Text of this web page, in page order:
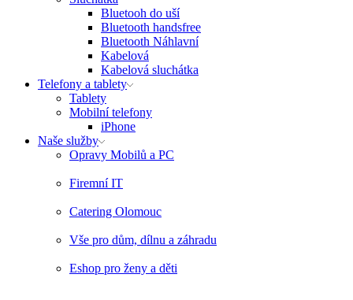
Bluetooh do uší
Bluetooth handsfree
Bluetooth Náhlavní
Kabelová
Kabelová sluchátka
Telefony a tablety
Tablety
Mobilní telefony
iPhone
Naše služby
Opravy Mobilů a PC
Firemní IT
Catering Olomouc
Vše pro dům, dílnu a záhradu
Eshop pro ženy a děti